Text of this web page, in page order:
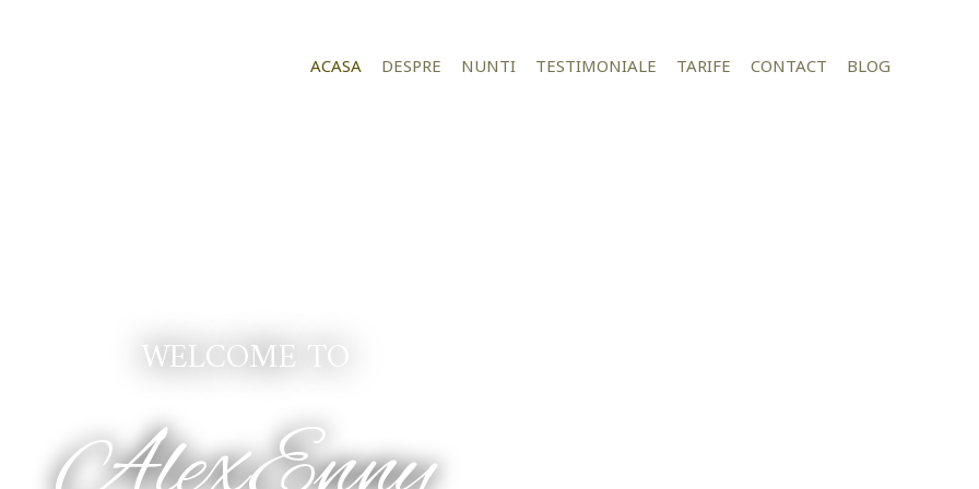
ACASA DESPRE NUNTI TESTIMONIALE TARIFE CONTACT BLOG
WELCOME TO